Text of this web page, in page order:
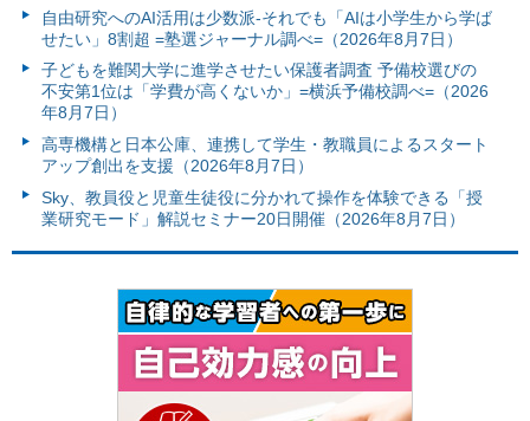
自由研究へのAI活用は少数派-それでも「AIは小学生から学ば
せたい」8割超 =塾選ジャーナル調べ=（2026年8月7日）
子どもを難関大学に進学させたい保護者調査 予備校選びの
不安第1位は「学費が高くないか」=横浜予備校調べ=（2026
年8月7日）
高専機構と日本公庫、連携して学生・教職員によるスタート
アップ創出を支援（2026年8月7日）
Sky、教員役と児童生徒役に分かれて操作を体験できる「授
業研究モード」解説セミナー20日開催（2026年8月7日）